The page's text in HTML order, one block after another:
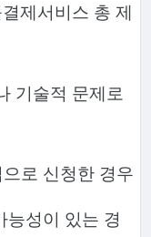
제서비스 총 제
기술적 문제로
로 신청한 경우
능성이 있는 경